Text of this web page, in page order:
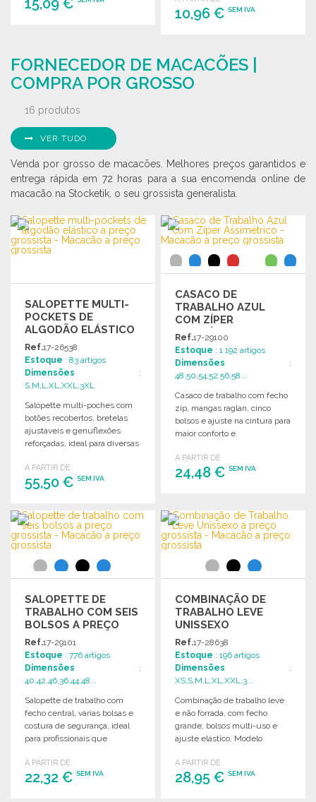
15,09 €
10,96 €SEM IVA
Solicitar um orçamento
FORNECEDOR DE MACACÕES |
COMPRA POR GROSSO
16 produtos
VER TUDO
Venda por grosso de macacões. Melhores preços garantidos e
entrega rápida em 72 horas para a sua encomenda online de
macacão na Stocketik, o seu grossista generalista.
SALOPETTE MULTI-
POCKETS DE
ALGODÃO ELÁSTICO
Ref.17-26538
Estoque : 83 artigos
Dimensões :
S,M,L,XL,XXL,3XL
Salopette multi-poches com
botões recobertos, bretelas
ajustáveis e genuflexões
reforçadas, ideal para diversas
A PARTIR DE
55,50 € SEM IVA
ENCOMENDAR
Solicitar um orçamento
CASACO DE
TRABALHO AZUL
COM ZÍPER
ASSIMÉTRICO
Ref.17-29100
Estoque : 1 192 artigos
Dimensões :
48,50,54,52,56,58...
Casaco de trabalho com fecho
zip, mangas raglan, cinco
bolsos e ajuste na cintura para
maior conforto e
A PARTIR DE
24,48 €SEM IVA
Solicitar um orçamento
SALOPETTE DE
TRABALHO COM SEIS
BOLSOS A PREÇO
GROSSISTA
Ref.17-29101
Estoque : 776 artigos
Dimensões :
40,42,46,36,44,48...
Salopette de trabalho com
fecho central, várias bolsas e
costura de segurança, ideal
para profissionais que
funcionalidade.
A PARTIR DE
22,32 € SEM IVA
COMBINAÇÃO DE
TRABALHO LEVE
UNISSEXO
Ref.17-28638
Estoque : 196 artigos
Dimensões :
XS,S,M,L,XL,XXL,3...
Combinação de trabalho leve
e não forrada, com fecho
grande, bolsos multi-uso e
ajuste elástico. Modelo
A PARTIR DE
28,95 €SEM IVA